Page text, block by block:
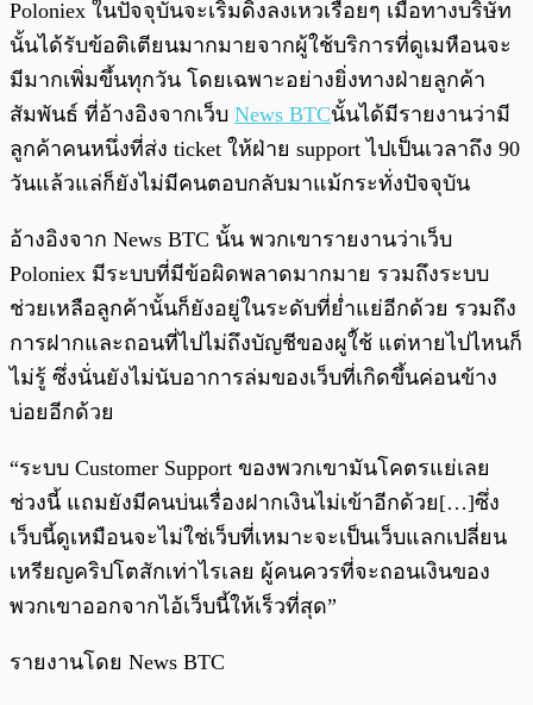
Poloniex ในปัจจุบันจะเริ่มดิ่งลงเหวเรื่อยๆ เมื่อทางบริษัท
นั้นได้รับข้อติเตียนมากมายจากผู้ใช้บริการที่ดูเมหือนจะ
มีมากเพิ่มขึ้นทุกวัน โดยเฉพาะอย่างยิ่งทางฝ่ายลูกค้า
สัมพันธ์ ที่อ้างอิงจากเว็บ News BTCนั้นได้มีรายงานว่ามี
ลูกค้าคนหนึ่งที่ส่ง ticket ให้ฝ่าย support ไปเป็นเวลาถึง 90
วันแล้วแล่ก็ยังไม่มีคนตอบกลับมาแม้กระทั่งปัจจุบัน
อ้างอิงจาก News BTC นั้น พวกเขารายงานว่าเว็บ
Poloniex มีระบบที่มีข้อผิดพลาดมากมาย รวมถึงระบบ
ช่วยเหลือลูกค้านั้นก็ยังอยู่ในระดับที่ย่ำแย่อีกด้วย รวมถึง
การฝากและถอนที่ไปไม่ถึงบัญชีของผูใ้ช้ แต่หายไปไหนก็
ไม่รู้ ซึ่งนั่นยังไม่นับอาการล่มของเว็บที่เกิดขึ้นค่อนข้าง
บ่อยอีกด้วย
“ระบบ Customer Support ของพวกเขามันโคตรแย่เลย
ช่วงนี้ แถมยังมีคนบ่นเรื่องฝากเงินไม่เข้าอีกด้วย[…]ซึ่ง
เว็บนี้ดูเหมือนจะไม่ใช่เว็บที่เหมาะจะเป็นเว็บแลกเปลี่ยน
เหรียญคริปโตสักเท่าไรเลย ผู้คนควรที่จะถอนเงินของ
พวกเขาออกจากไอ้เว็บนี้ให้เร็วที่สุด”
รายงานโดย News BTC